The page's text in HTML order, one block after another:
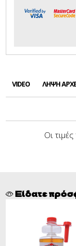
VIDEO ΛΉΨΗ
Οι
Είδατε